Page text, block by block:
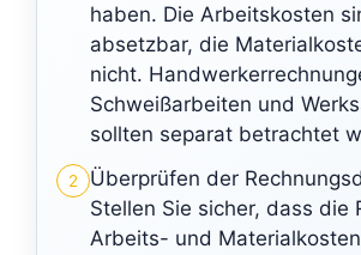
haben. Die Arbeitskosten
absetzbar, die
nicht.
Schweißarbeiten und
sollten separat betrachtet
2
Überprüfen der
Stellen Sie sicher, dass die
Arbeits- und